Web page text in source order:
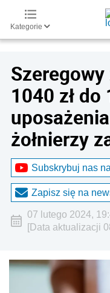
Kategorie
1040 zł do
żołnierzy
Subskrybuj nas
Zapisz się na
07 lutego 2024,
[Data aktualizacji